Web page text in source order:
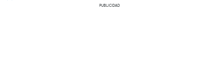
PUBLICIDAD